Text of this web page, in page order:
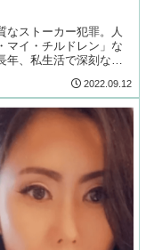
なストーカー犯罪。人
マイ・チルドレン」な
年、私生活で深刻なス
2022.09.12